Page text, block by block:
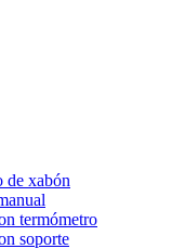
de xabón
termómetro
soporte